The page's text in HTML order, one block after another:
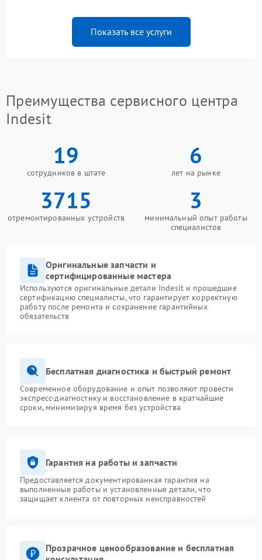
Показать все услуги
Преимущества сервисного центра
Indesit
19
сотрудников в штате
6
лет на рынке
3715
отремонтированных устройств
3
минимальный опыт работы
специалистов
Оригинальные запчасти и
сертифицированные мастера
Используются оригинальные детали Indesit и прошедшие
сертификацию специалисты, что гарантирует корректную
работу после ремонта и сохранение гарантийных
обязательств
Бесплатная диагностика и быстрый ремонт
Современное оборудование и опыт позволяют провести
экспресс-диагностику и восстановление в кратчайшие
сроки, минимизируя время без устройства
Гарантия на работы и запчасти
Предоставляется документированная гарантия на
выполненные работы и установленные детали, что
защищает клиента от повторных неисправностей
Прозрачное ценообразование и бесплатная